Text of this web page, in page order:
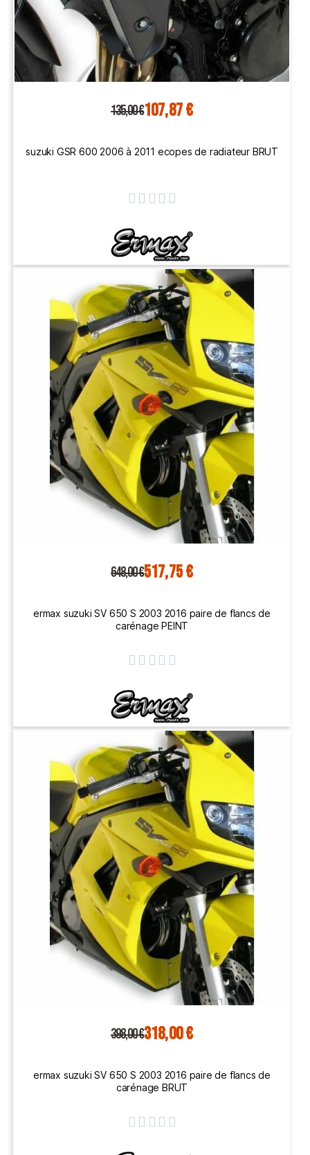
135,00 €107,87 €
suzuki GSR 600 2006 à 2011 ecopes de radiateur BRUT
    
648,00 €517,75 €
ermax suzuki SV 650 S 2003 2016 paire de flancs de
carénage PEINT
    
398,00 €318,00 €
ermax suzuki SV 650 S 2003 2016 paire de flancs de
carénage BRUT
    